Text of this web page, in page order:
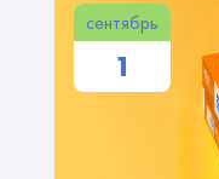
сентябрь
1